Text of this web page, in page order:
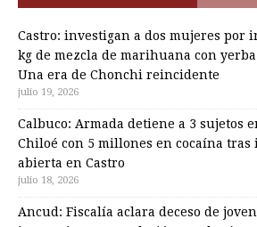
Castro: investigan a dos mujeres por
kg de mezcla de marihuana con
Una era de Chonchi reincidente
julio 19, 2026
Calbuco: Armada detiene a 3 sujetos
Chiloé con 5 millones en cocaína tras
abierta en Castro
julio 18, 2026
Ancud: Fiscalía aclara deceso de